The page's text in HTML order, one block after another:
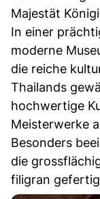
Majestät
In einer
moderne
die reiche
Thailands
hochwertige
Meisterwerke
Besonders
die
filigran